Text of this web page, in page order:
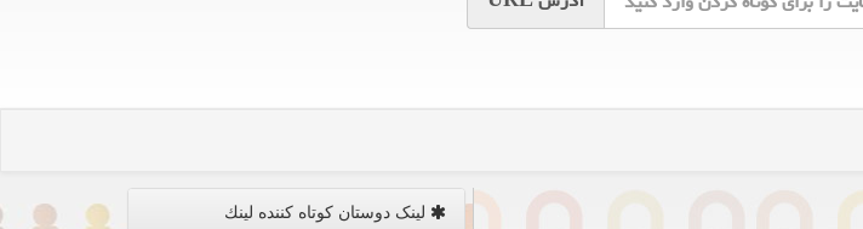
لینک دوستان كوتاه كننده لینك